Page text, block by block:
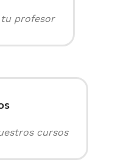
tu profesor
cursos